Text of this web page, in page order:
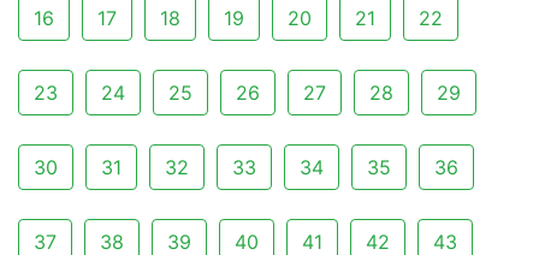
16 17 18 19 20 21 22
23 24 25 26 27 28 29
30 31 32 33 34 35 36
37 38 39 40 41 42 43